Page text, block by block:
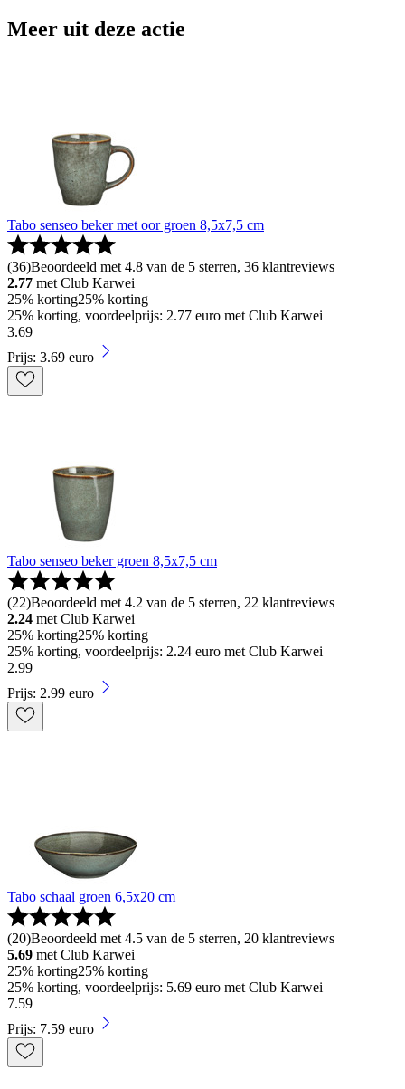
Meer uit deze actie
Tabo senseo beker met oor groen 8,5x7,5 cm
(36)Beoordeeld met 4.8 van de 5 sterren, 36 klantreviews
2.77 met Club Karwei
25% korting25% korting
25% korting, voordeelprijs: 2.77 euro met Club Karwei
3.69
Prijs: 3.69 euro
Tabo senseo beker groen 8,5x7,5 cm
(22)Beoordeeld met 4.2 van de 5 sterren, 22 klantreviews
2.24 met Club Karwei
25% korting25% korting
25% korting, voordeelprijs: 2.24 euro met Club Karwei
2.99
Prijs: 2.99 euro
Tabo schaal groen 6,5x20 cm
(20)Beoordeeld met 4.5 van de 5 sterren, 20 klantreviews
5.69 met Club Karwei
25% korting25% korting
25% korting, voordeelprijs: 5.69 euro met Club Karwei
7.59
Prijs: 7.59 euro